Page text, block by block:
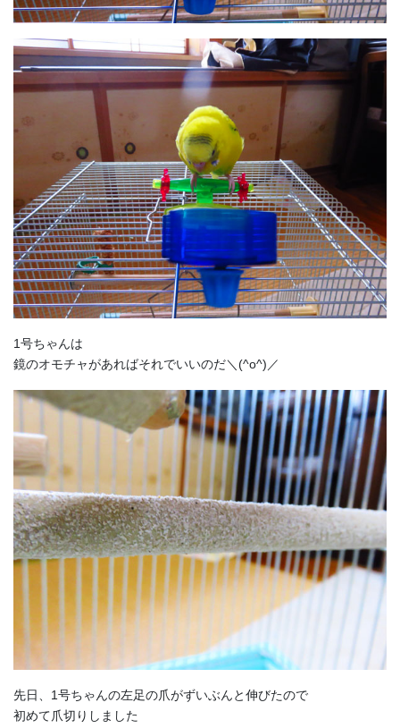
1号ちゃんは
鏡のオモチャがあればそれでいいのだ＼(^o^)／
先日、1号ちゃんの左足の爪がずいぶんと伸びたので
初めて爪切りしました